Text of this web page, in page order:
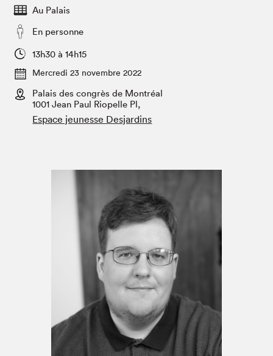
Espace médias
Espace exposant⋅e⋅s
Espace enseignant·e·s
Espace pro
Archives
Au Palais
En personne
13h30 à 14h15
Mercredi 23 novembre 2022
Palais des congrès de Montréal
1001 Jean Paul Riopelle Pl,
Espace jeunesse Desjardins